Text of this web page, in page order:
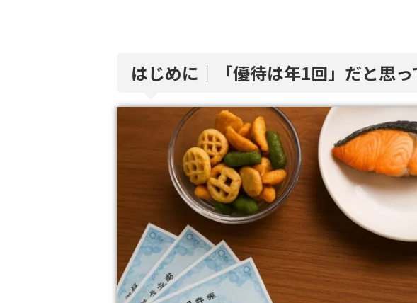
はじめに｜「優待は年1回」だと思っ